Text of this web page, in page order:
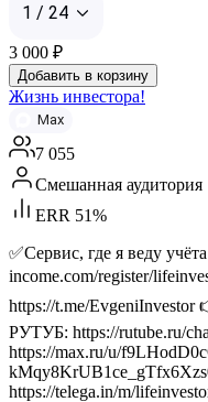
1 / 24
3 000 ₽
Добавить в корзину
Жизнь инвестора!
Max
7 055
Смешанная аудитория
ERR 51%
✅Сервис, где я веду
income.com/register/
https://t.me/
РУТУБ: https://rutube.ru/
https://max.ru/u/
https://telega.in/m/